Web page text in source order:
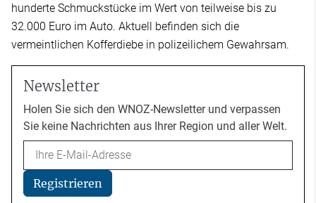
hunderte Schmuckstücke im Wert von teilweise bis zu
32.000 Euro im Auto. Aktuell befinden sich die
vermeintlichen Kofferdiebe in polizeilichem Gewahrsam.
Newsletter
Holen Sie sich den WNOZ-Newsletter und verpassen
Sie keine Nachrichten aus Ihrer Region und aller Welt.
Email
Registrieren